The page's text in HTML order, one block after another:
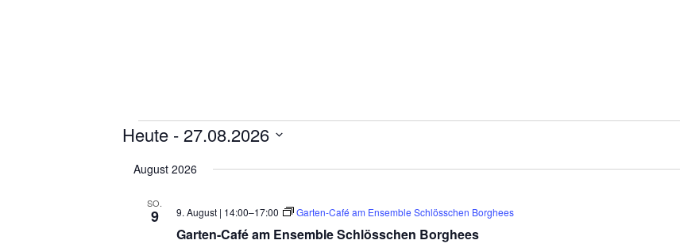
Veranstaltungen
Heute - 27.08.2026
wählen.
August 2026
SO.
9
Garten-Café am Ensemble Schlösschen Borghees
9. August | 14:00–17:00 Garten-Café am Ensemble Schlösschen Borghees